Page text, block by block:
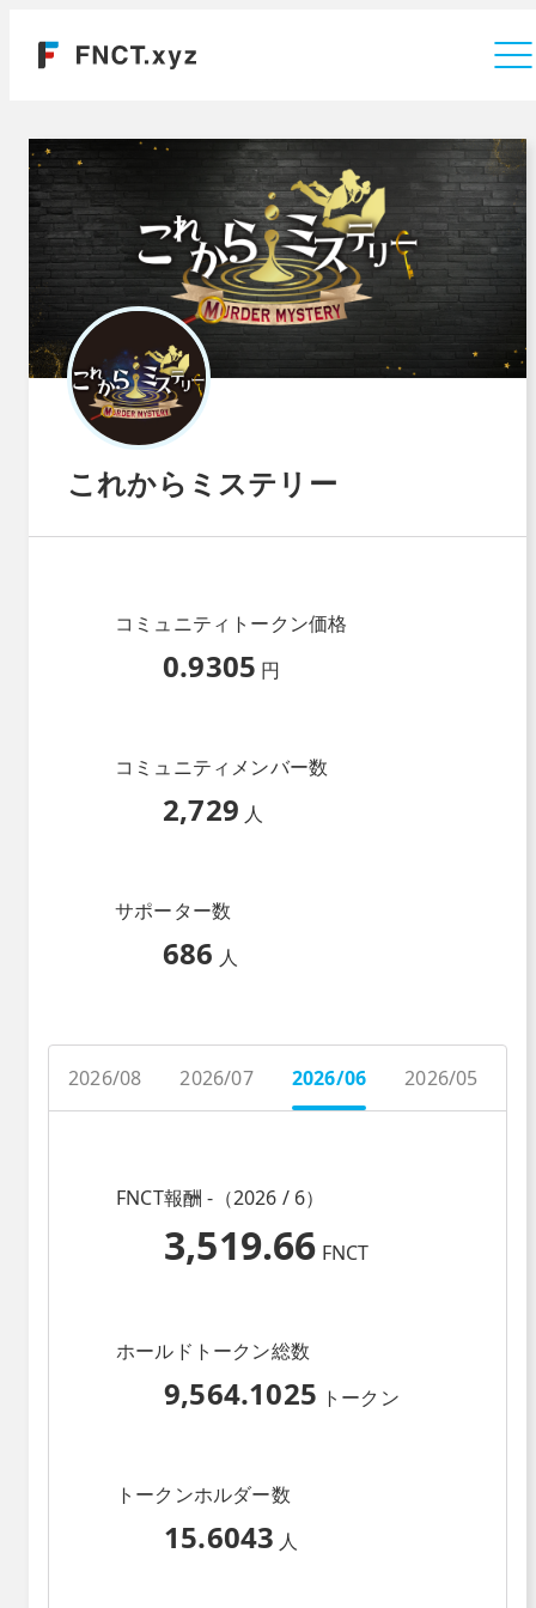
これからミステリー
コミュニティトークン価格
0.9305 円
コミュニティメンバー数
2,729 人
サポーター数
686 人
2026/08 2026/07 2026/06 2026/05
FNCT報酬 -（2026 / 6）
3,519.66 FNCT
ホールドトークン総数
9,564.1025 トークン
トークンホルダー数
15.6043 人